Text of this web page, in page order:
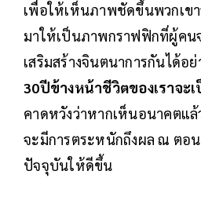
เพื่อให้เห็นภาพชัดขึ้นพวกเข
มาให้เป็นภาพกราฟฟิกที่ผู้คน
เสริมสร้างจินตนาการกันได้อย่
30ปีข้างหน้าชีวิตของเราจะ
คาดหวังว่าหากเห็นอนาคตแล้
จะมีการตระหนักถึงผล ณ ตอ
ปัจจุบันให้ดีขึ้น